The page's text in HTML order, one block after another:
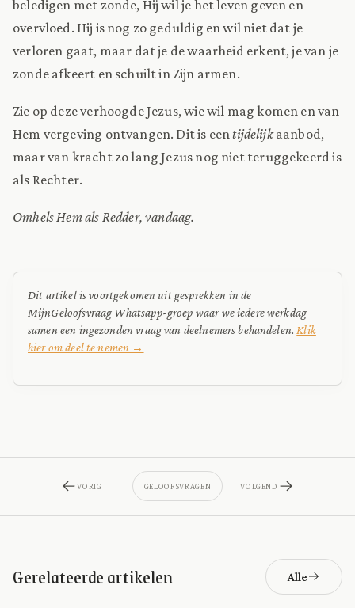
beledigen met zonde, Hij wil je het leven geven en
overvloed. Hij is nog zo geduldig en wil niet dat je
verloren gaat, maar dat je de waarheid erkent, je van je
zonde afkeert en schuilt in Zijn armen.
Zie op deze verhoogde Jezus, wie wil mag komen en van
Hem vergeving ontvangen. Dit is eentijdelijkaanbod,
maar van kracht zo lang Jezus nog niet teruggekeerd is
als Rechter.
Omhels Hem als Redder, vandaag.
Dit artikel is voortgekomen uit gesprekken in de
MijnGeloofsvraag Whatsapp-groep waar we iedere werkdag
samen een ingezonden vraag van deelnemers behandelen. Klik
hier om deel te nemen →
VORIG GELOOFSVRAGEN VOLGEND
Gerelateerde artikelen Alle